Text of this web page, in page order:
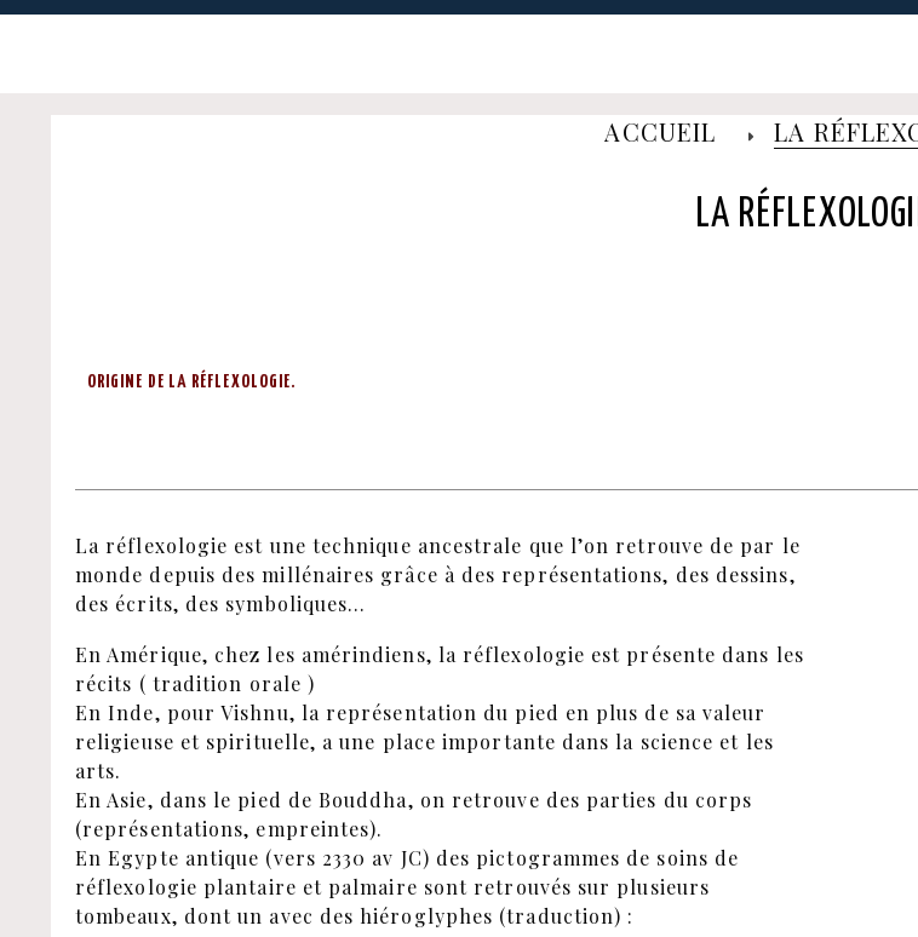
ACCUEIL LA
LA
ORIGINE DE LA RÉFLEXOLOGIE.
La réflexologie est une technique ancestrale que l’on retrouve de par le
monde depuis des millénaires grâce à des représentations, des dessins,
des écrits, des symboliques…
En Amérique, chez les amérindiens, la réflexologie est présente dans les
récits ( tradition orale )
En Inde, pour Vishnu, la représentation du pied en plus de sa valeur
religieuse et spirituelle, a une place importante dans la science et les
arts.
En Asie, dans le pied de Bouddha, on retrouve des parties du corps
(représentations, empreintes).
En Egypte antique (vers 2330 av JC) des pictogrammes de soins de
réflexologie plantaire et palmaire sont retrouvés sur plusieurs
tombeaux, dont un avec des hiéroglyphes (traduction) :